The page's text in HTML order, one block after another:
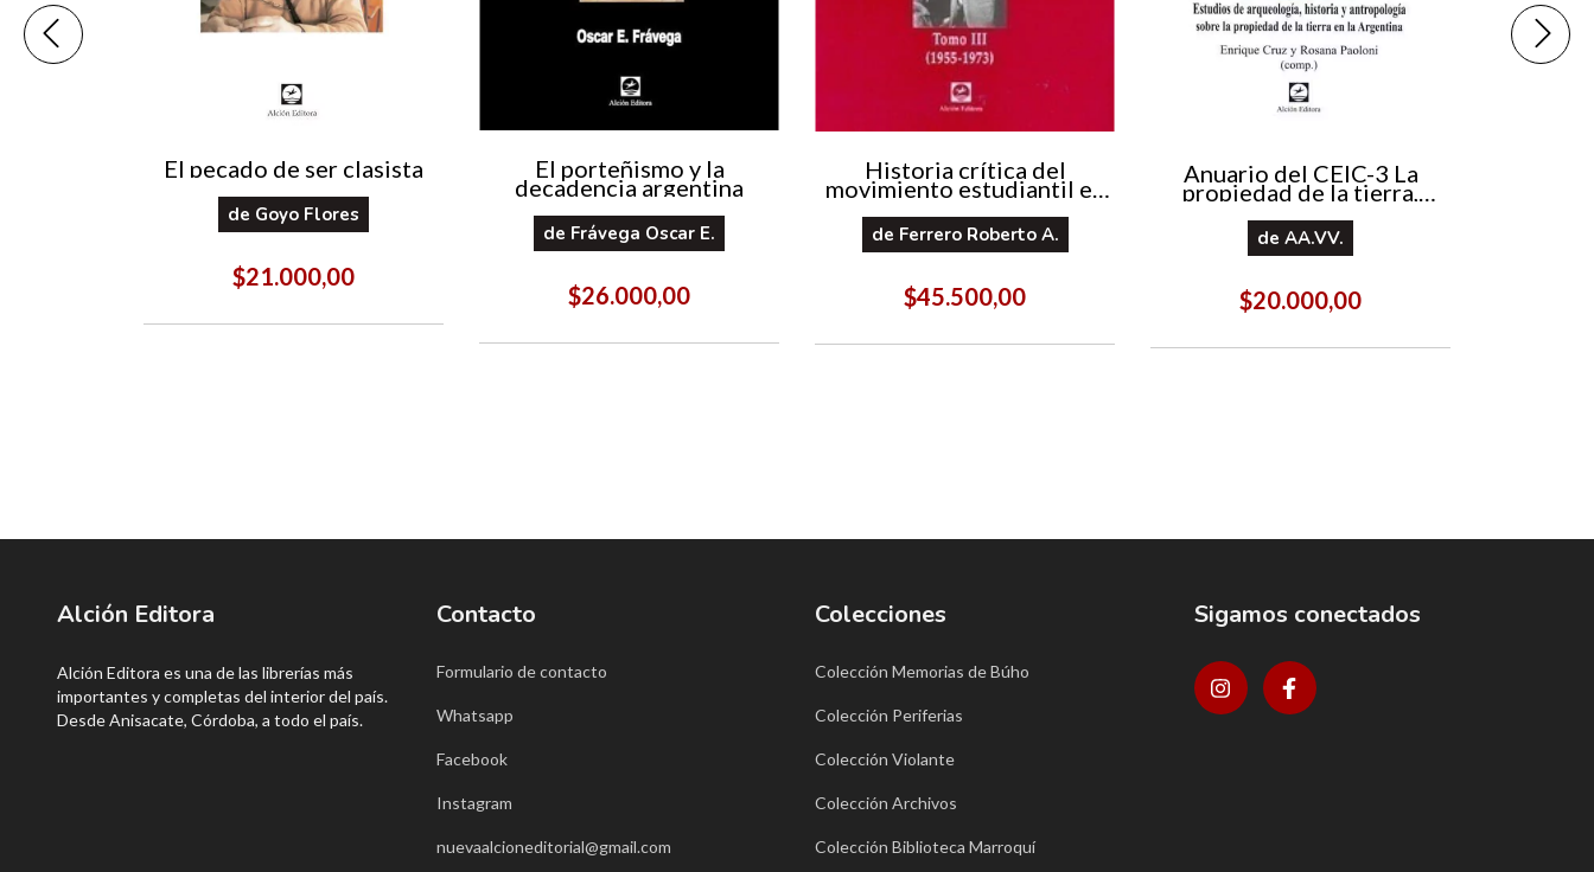
El pecado de ser clasista
de Goyo Flores
$21.000,00
El porteñismo y la
decadencia argentina
de Frávega Oscar E.
$26.000,00
Historia crítica del
movimiento estudiantil en
Córdoba (1955 1973)
Tomo III
de Ferrero Roberto A.
$45.500,00
Anuario del CEIC-3 La
propiedad de la tierra,
pasado y presente
de AA.VV.
$20.000,00
Alción Editora
Alción Editora es una de las librerías más
importantes y completas del interior del país.
Desde Anisacate, Córdoba, a todo el país.
Contacto
Formulario de contacto
Whatsapp
Facebook
Instagram
nuevaalcioneditorial@gmail.com
Colecciones
Colección Memorias de Búho
Colección Periferias
Colección Violante
Colección Archivos
Colección Biblioteca Marroquí
Sigamos conectados